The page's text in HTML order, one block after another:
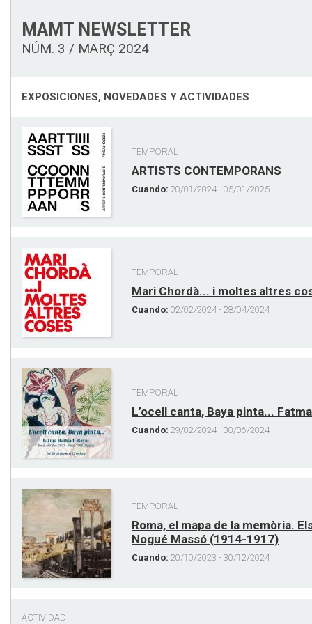
MAMT NEWSLETTER
NÚM. 3 / MARÇ 2024
EXPOSICIONES, NOVEDADES Y ACTIVIDADES
TEMPORAL
ARTISTS CONTEMPORANS
Cuando: 20/01/2024 - 05/01/2025
TEMPORAL
Mari Chordà... i moltes altres
Cuando: 02/02/2024 - 28/04/2024
TEMPORAL
L’ocell canta, Baya pinta...
Cuando: 29/02/2024 - 30/06/2024
TEMPORAL
Roma, el mapa de la memòria.
Nogué Massó (1914-1917)
Cuando: 20/10/2023 - 30/12/2024
ACTIVIDAD